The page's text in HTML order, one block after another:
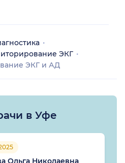
ЭКГ
ЭКГ и АД
в Уфе
Ольга Николаевна